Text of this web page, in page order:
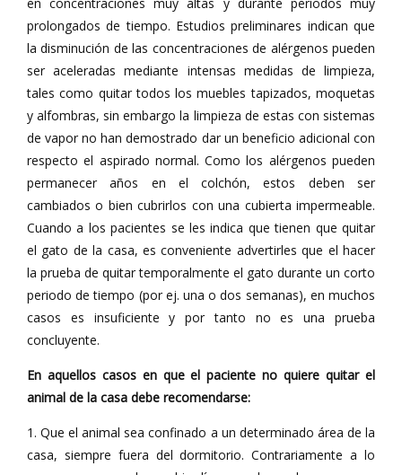
prolongados de tiempo. Estudios preliminares indican que
la disminución de las concentraciones de alérgenos pueden
ser aceleradas mediante intensas medidas de limpieza,
tales como quitar todos los muebles tapizados, moquetas
y alfombras, sin embargo la limpieza de estas con sistemas
de vapor no han demostrado dar un beneficio adicional con
respecto el aspirado normal. Como los alérgenos pueden
permanecer años en el colchón, estos deben ser
cambiados o bien cubrirlos con una cubierta impermeable.
Cuando a los pacientes se les indica que tienen que quitar
el gato de la casa, es conveniente advertirles que el hacer
la prueba de quitar temporalmente el gato durante un corto
periodo de tiempo (por ej. una o dos semanas), en muchos
casos es insuficiente y por tanto no es una prueba
concluyente.
En aquellos casos en que el paciente no quiere quitar el
animal de la casa debe recomendarse:
1. Que el animal sea confinado a un determinado área de la
casa, siempre fuera del dormitorio. Contrariamente a lo